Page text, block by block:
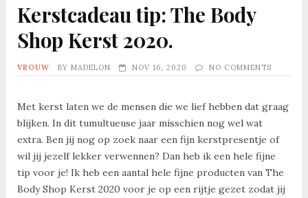
Kerstcadeau tip: The Body
Shop Kerst 2020.
VROUW BY MADELON NOV 16, 2020 NO COMMENTS
Met kerst laten we de mensen die we lief hebben dat graag
blijken. In dit tumultueuse jaar misschien nog wel wat
extra. Ben jij nog op zoek naar een fijn kerstpresentje of
wil jij jezelf lekker verwennen? Dan heb ik een hele fijne
tip voor je! Ik heb een aantal hele fijne producten van The
Body Shop Kerst 2020 voor je op een rijtje gezet zodat jij